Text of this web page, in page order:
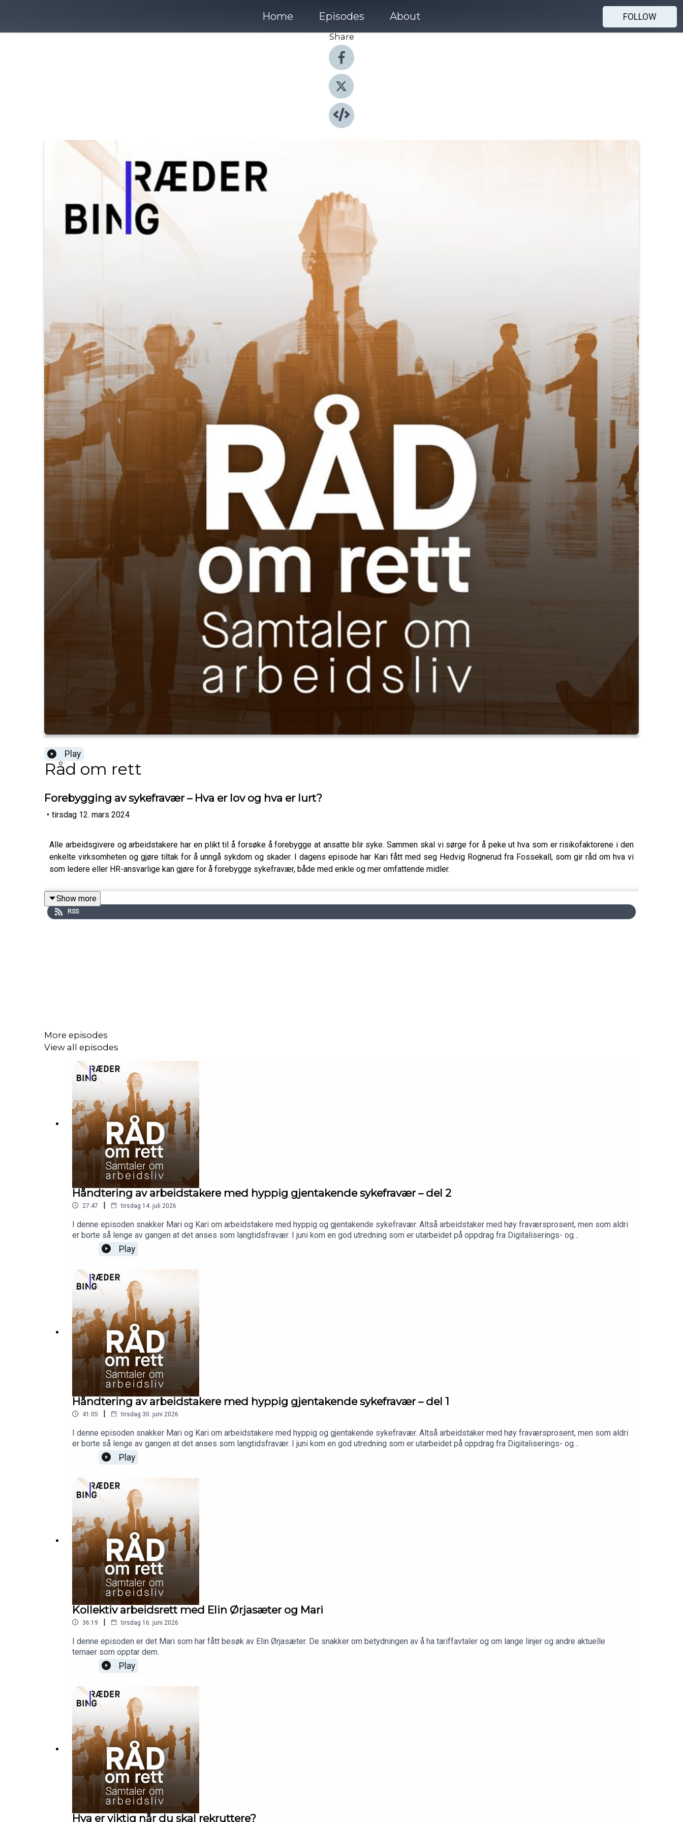
Home Episodes About
FOLLOW
Share
Play
Råd om rett
Forebygging av sykefravær – Hva er lov og hva er lurt?
• tirsdag 12. mars 2024
Alle arbeidsgivere og arbeidstakere har en plikt til å forsøke å forebygge at ansatte blir syke. Sammen skal vi sørge for å peke ut hva som er risikofaktorene i den
enkelte virksomheten og gjøre tiltak for å unngå sykdom og skader. I dagens episode har Kari fått med seg Hedvig Rognerud fra Fossekall, som gir råd om hva vi
som ledere eller HR-ansvarlige kan gjøre for å forebygge sykefravær, både med enkle og mer omfattende midler.
Show more
RSS
More episodes
View all episodes
Håndtering av arbeidstakere med hyppig gjentakende sykefravær – del 2
27:47 | tirsdag 14. juli 2026
I denne episoden snakker Mari og Kari om arbeidstakere med hyppig og gjentakende sykefravær. Altså arbeidstaker med høy fraværsprosent, men som aldri
er borte så lenge av gangen at det anses som langtidsfravær. I juni kom en god utredning som er utarbeidet på oppdrag fra Digitaliserings- og
forvaltningsdepartementet og statens partsammensatte IA-gruppe. Denne definerer hva som anses som «hyppig gjentakende» sykefravær, og gir råd om
hvordan dette skal håndteres. Mari og Kari går gjennom og kommenterer ut fra sin erfaring med slike saker.
Play
Håndtering av arbeidstakere med hyppig gjentakende sykefravær – del 1
41:05 | tirsdag 30. juni 2026
I denne episoden snakker Mari og Kari om arbeidstakere med hyppig og gjentakende sykefravær. Altså arbeidstaker med høy fraværsprosent, men som aldri
er borte så lenge av gangen at det anses som langtidsfravær. I juni kom en god utredning som er utarbeidet på oppdrag fra Digitaliserings- og
forvaltningsdepartementet og statens partsammensatte IA-gruppe. Denne definerer hva som anses som «hyppig gjentakende» sykefravær, og gir råd om
hvordan dette skal håndteres. Mari og Kari går gjennom og kommenterer ut fra sin erfaring med slike saker.
Play
Kollektiv arbeidsrett med Elin Ørjasæter og Mari
36:19 | tirsdag 16. juni 2026
I denne episoden er det Mari som har fått besøk av Elin Ørjasæter. De snakker om betydningen av å ha tariffavtaler og om lange linjer og andre aktuelle
temaer som opptar dem.
Play
Hva er viktig når du skal rekruttere?